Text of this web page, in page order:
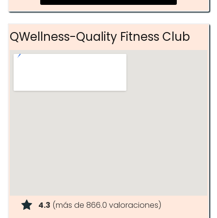
QWellness-Quality Fitness Club
4.3 (más de 866.0 valoraciones)